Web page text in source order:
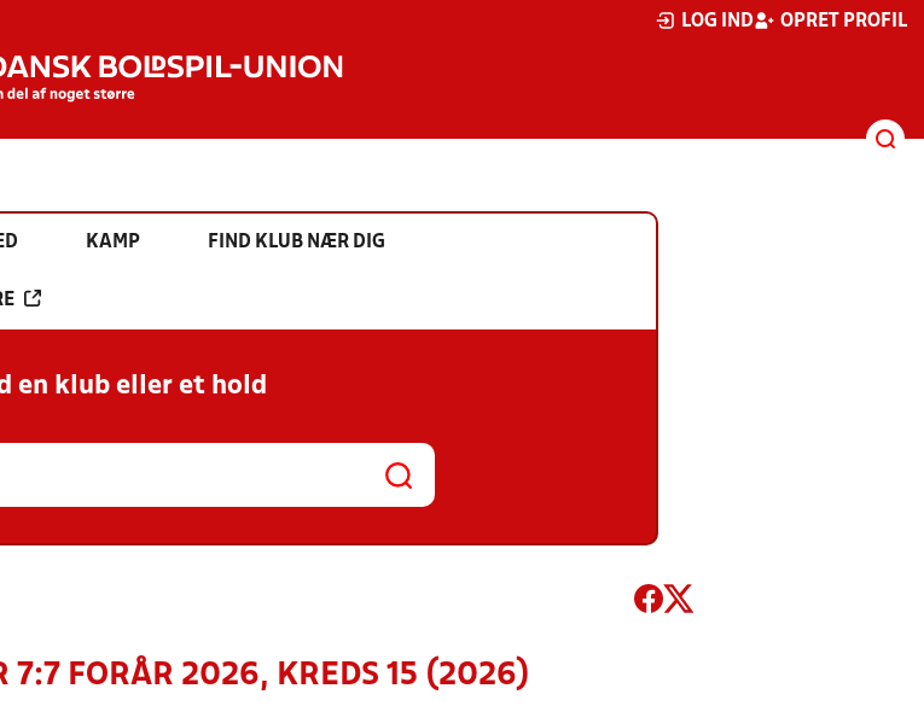
LOG IND OPRET PROFIL
KAMP FIND KLUB NÆR DIG
en klub eller et hold
7:7 FORÅR 2026, KREDS 15 (2026)